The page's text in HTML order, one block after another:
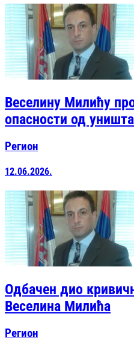
Веселину Милићу
опасности од
Регион
12.06.2026.
Одбачен дио
Веселина Милића
Регион